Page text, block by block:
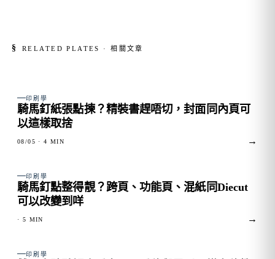
§ RELATED PLATES · 相關文章
FIG. 01
印刷學
騎馬釘紙張點揀？精裝書趕唔切，封面同內頁可
以這樣取捨
08/05 · 4 MIN →
FIG. 02
印刷學
騎馬釘點整得靚？跨頁、功能頁、混紙同Diecut
可以改變到咩
· 5 MIN →
FIG. 03
印刷學